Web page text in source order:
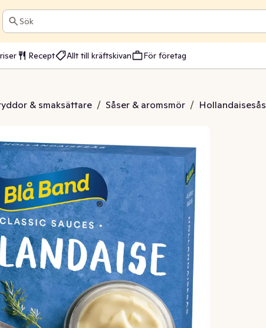
Sök
Recept Allt till kräftskivan För företag
& smaksättare / Såser & aromsmör / Hollandaisesås